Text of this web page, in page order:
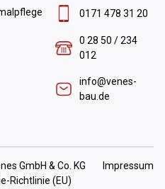
0171 478 31 20
0 28 50 / 234
012
info@venes-
bau.de
GmbH & Co. KG
Impressum
Richtlinie (EU)